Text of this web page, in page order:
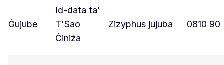
Ġujube
Id-data ta’
T’Sao
Ċiniża
Zizyphus jujuba 0810 90